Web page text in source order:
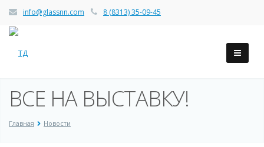
info@glassnn.com 8 (8313) 35-09-45
ВСЕ НА ВЫСТАВКУ!
Главная Новости